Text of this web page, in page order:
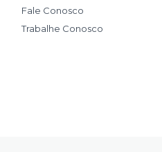
Fale Conosco
Trabalhe Conosco